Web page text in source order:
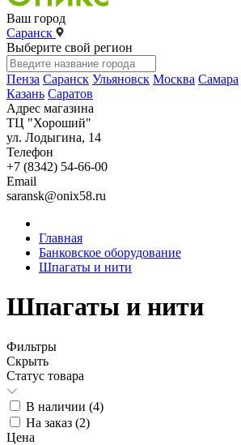
Ваш город
Саранск
Выберите свой регион
Пенза Саранск Ульяновск Москва Самара
Казань Саратов
Адрес магазина
ТЦ "Хороший"
ул. Лодыгина, 14
Телефон
+7 (8342) 54-66-00
Email
saransk@onix58.ru
Главная
Банковское оборудование
Шпагаты и нити
Шпагаты и нити
Фильтры
Скрыть
Статус товара
В наличии (4)
На заказ (2)
Цена